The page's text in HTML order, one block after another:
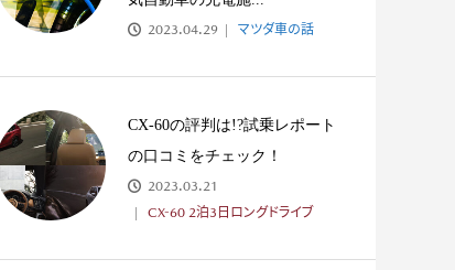
2023.04.29 マツダ車の話
CX-60の評判は!?試乗レポート
の口コミをチェック！
2023.03.21
CX-60 2泊3日ロングドライブ